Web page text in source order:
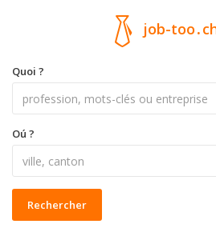
job-too.
Quoi ?
Oú ?
Rechercher